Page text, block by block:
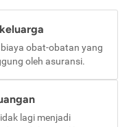
obat-obatan yang
oleh asuransi.
lagi menjadi